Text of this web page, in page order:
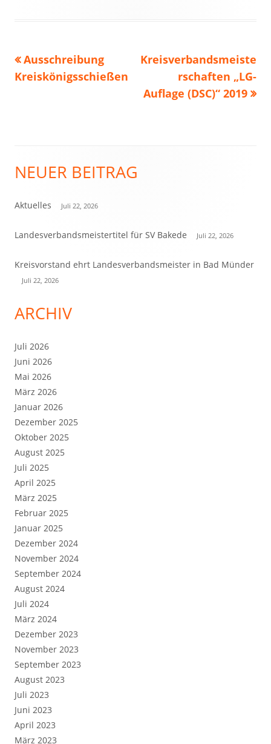
Beitragsnavigation
Vorheriger
Beitrag:
Ausschreibung
Kreiskönigsschießen
Nächster
Beitrag
Kreisverbandsmeiste
rschaften „LG-
Auflage (DSC)“ 2019
Haupt-
Seitenleiste
NEUER BEITRAG
Aktuelles Juli 22, 2026
Landesverbandsmeistertitel für SV Bakede Juli 22, 2026
Kreisvorstand ehrt Landesverbandsmeister in Bad Münder
Juli 22, 2026
ARCHIV
Juli 2026
Juni 2026
Mai 2026
März 2026
Januar 2026
Dezember 2025
Oktober 2025
August 2025
Juli 2025
April 2025
März 2025
Februar 2025
Januar 2025
Dezember 2024
November 2024
September 2024
August 2024
Juli 2024
März 2024
Dezember 2023
November 2023
September 2023
August 2023
Juli 2023
Juni 2023
April 2023
März 2023